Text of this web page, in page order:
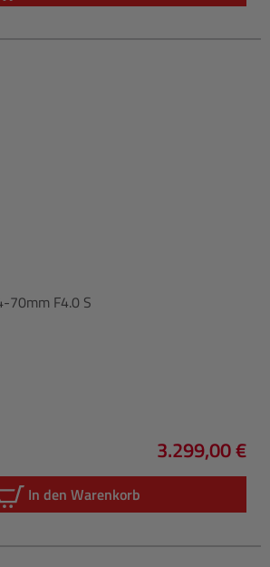
70mm F4.0 S
Regulärer
3.299,00 €
In den Warenkorb